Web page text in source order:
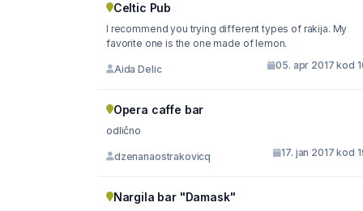
Celtic Pub
I recommend you trying different types of rakija. My
favorite one is the one made of lemon.
Aida Delic 05. apr 2017 kod
Opera caffe bar
odlično
dzenanaostrakovicq 17. jan 2017 kod
Nargila bar "Damask"